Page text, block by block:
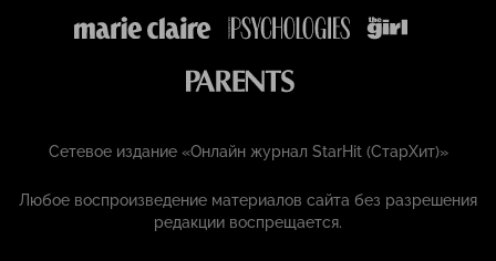
Сетевое издание «Онлайн журнал StarHit (СтарХит)»
Любое воспроизведение материалов сайта без разрешения
редакции воспрещается.